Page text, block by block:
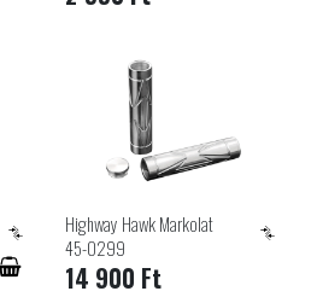
Highway Hawk Markolat
45-0299
14 900 Ft